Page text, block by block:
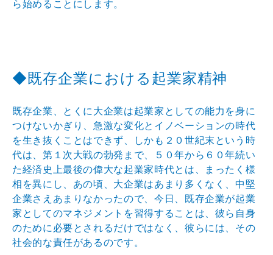
ら始めることにします。
◆既存企業における起業家精神
既存企業、とくに大企業は起業家としての能力を身に
つけないかぎり、急激な変化とイノベーションの時代
を生き抜くことはできず、しかも２０世紀末という時
代は、第１次大戦の勃発まで、５０年から６０年続い
た経済史上最後の偉大な起業家時代とは、まったく様
相を異にし、あの頃、大企業はあまり多くなく、中堅
企業さえあまりなかったので、今日、既存企業が起業
家としてのマネジメントを習得することは、彼ら自身
のために必要とされるだけではなく、彼らには、その
社会的な責任があるのです。